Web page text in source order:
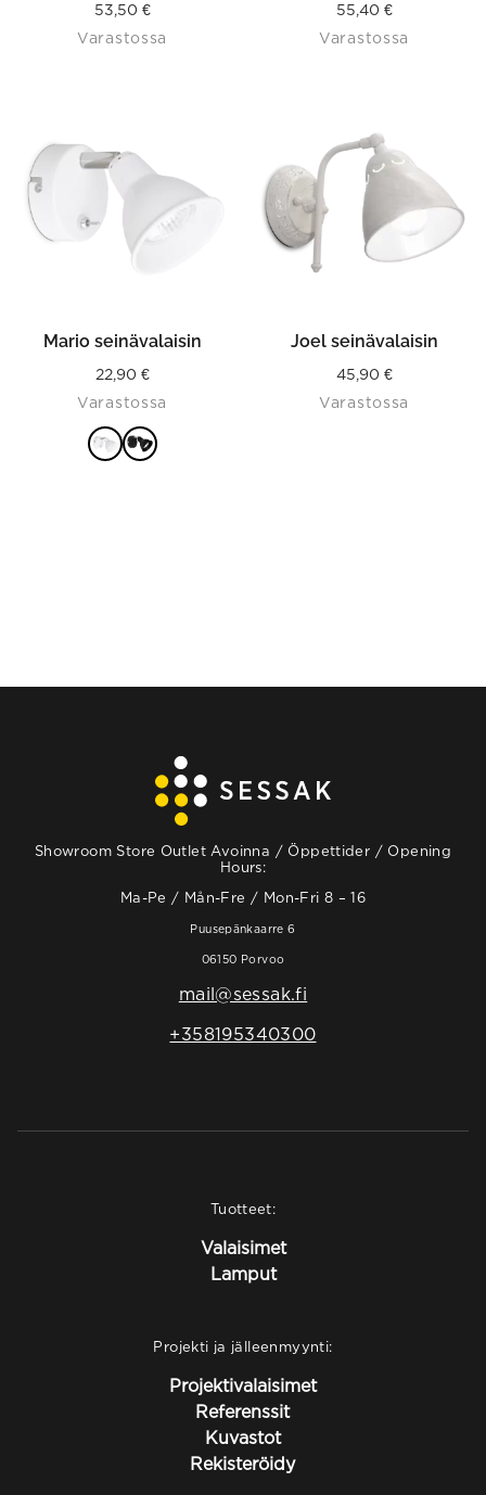
53,50 €
Varastossa
55,40 €
Varastossa
multiple
variants.
The
options
may
be
product
Mario seinävalaisin
22,90 €
Varastossa
Joel seinävalaisin
45,90 €
Varastossa
Showroom Store Outlet Avoinna / Öppettider / Opening
Hours:
Ma-Pe / Mån-Fre / Mon-Fri 8 – 16
Puusepänkaarre 6
06150 Porvoo
mail@sessak.fi
+358195340300
Tuotteet:
Valaisimet
Lamput
Projekti ja jälleenmyynti:
Projektivalaisimet
Referenssit
Kuvastot
Rekisteröidy